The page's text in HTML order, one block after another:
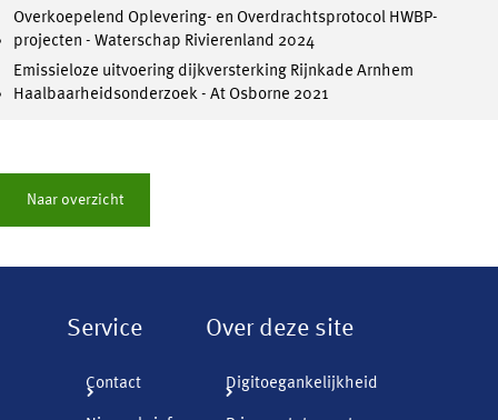
Overkoepelend Oplevering- en Overdrachtsprotocol HWBP-
projecten - Waterschap Rivierenland 2024
Emissieloze uitvoering dijkversterking Rijnkade Arnhem
Haalbaarheidsonderzoek - At Osborne 2021
Naar overzicht
Service
Contact
Over deze site
Digitoegankelijkheid